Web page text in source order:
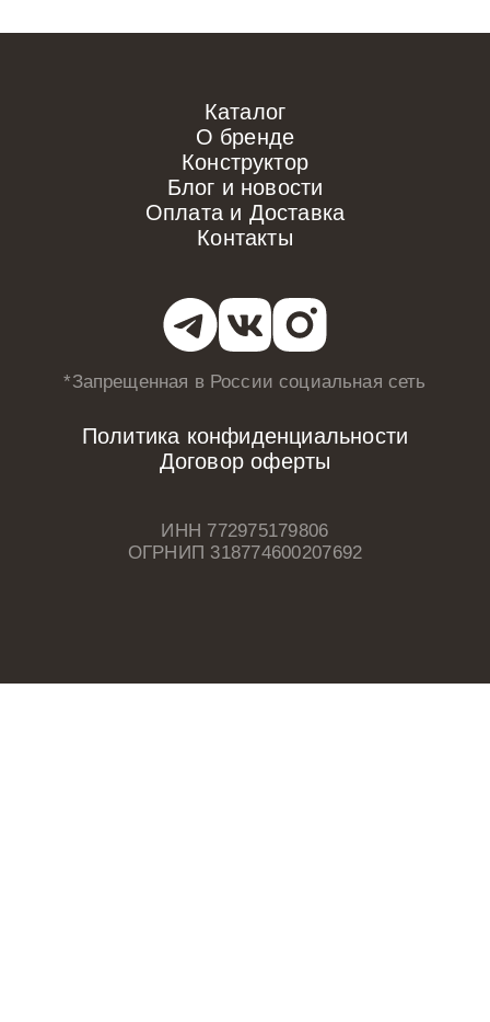
Каталог
О бренде
Конструктор
Блог и новости
Оплата и Доставка
Контакты
*Запрещенная в Россиисоциальная сеть
Политика конфиденциальности
Договор оферты
ИНН 772975179806
ОГРНИП 318774600207692